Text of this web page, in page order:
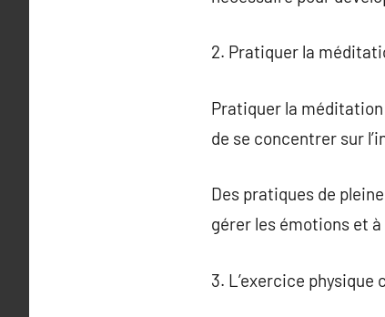
2. Pratiquer la
Pratiquer la
de se concentrer sur
Des pratiques de
gérer les émotions et à
3. L’exercice